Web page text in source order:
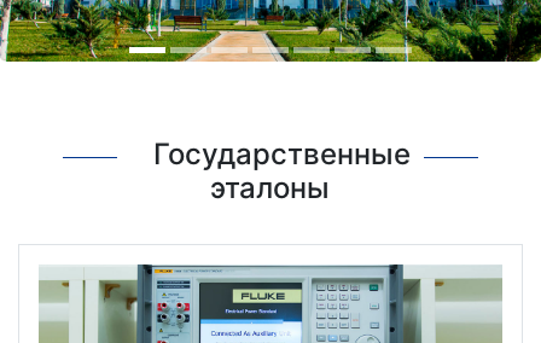
Государственные
эталоны